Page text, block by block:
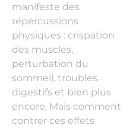
manifeste des
répercussions
physiques : crispation
des muscles,
perturbation du
sommeil, troubles
digestifs et bien plus
encore. Mais comment
contrer ces effets